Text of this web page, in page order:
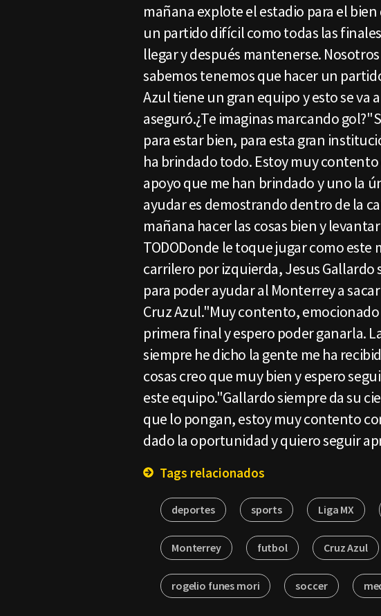
mañana explote el estadio para el
un partido difícil como todas las
llegar y después mantenerse.
sabemos tenemos que hacer un
Azul tiene un gran equipo y esto se va
aseguró.¿Te imaginas marcando
para estar bien, para esta gran
ha brindado todo. Estoy muy
apoyo que me han brindado y uno la
ayudar es demostrando dentro de la
mañana hacer las cosas bien y levantar
TODODonde le toque jugar como este
carrilero por izquierda, Jesus Gallardo
para poder ayudar al Monterrey a
Cruz Azul."Muy contento,
primera final y espero poder ganarla.
siempre he dicho la gente me ha
cosas creo que muy bien y espero
este equipo."Gallardo siempre da su
que lo pongan, estoy muy contento
dado la oportunidad y quiero seguir
Tags relacionados
deportes sports Liga MX
Monterrey futbol Cruz Azul
rogelio funes mori soccer